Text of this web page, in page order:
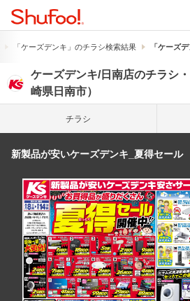
「ケーズデンキ」のチラシ検索結果 「ケーズ
ケーズデンキ/日南店のチラシ
崎県日南市）
チラシ
新製品が安いケーズデンキ_夏得セール